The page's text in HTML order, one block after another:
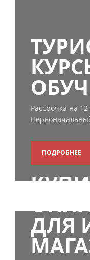
Рассрочка на
ПОДРОБНЕЕ
ДЛЯ